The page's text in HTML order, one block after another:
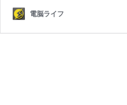
電脳ライフ